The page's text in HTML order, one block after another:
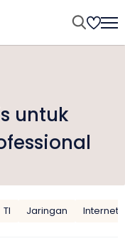
untuk
TI Jaringan Internet